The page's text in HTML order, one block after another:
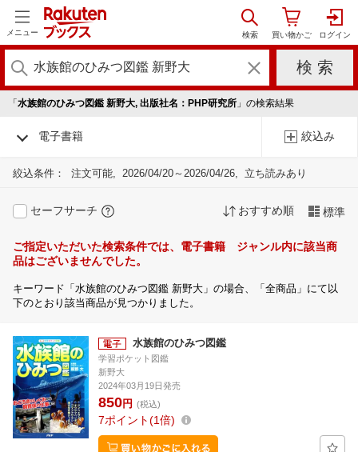
メニュー
「 水族館のひみつ図鑑 新野大, 出版社名：PHP研究所 」の検索結果
電子書籍 絞込み
絞込条件： 注文可能 2026/04/20～2026/04/26 立ち読みあり
セーフサーチ おすすめ順 標準
ご指定いただいた検索条件では、電子書籍 ジャンル内に該当商
品はございませんでした。
キーワード「水族館のひみつ図鑑 新野大」の場合、「全商品」にて以
下のとおり該当商品が見つかりました。
水族館のひみつ図鑑
学習ポケット図鑑
新野大
2024年03月19日発売
850円 (税込)
7ポイント 1倍